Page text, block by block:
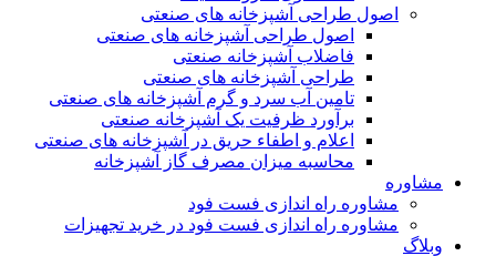
اصول طراحی آشپزخانه های صنعتی
اصول طراحی آشپزخانه های صنعتی
فاضلاب آشپزخانه صنعتی
طراحی آشپزخانه های صنعتی
تامین آب سرد و گرم آشپزخانه های صنعتی
برآورد ظرفیت یک آشپزخانه صنعتی
اعلام و اطفاء حریق در آشپزخانه های صنعتی
محاسبه میزان مصرف گاز آشپزخانه
مشاوره
مشاوره راه اندازی فست فود
مشاوره راه اندازی فست فود در خرید تجهیزات
وبلاگ